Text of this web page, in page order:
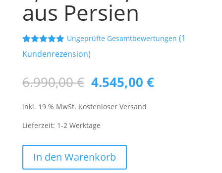
aus Persien
Bewertet mit
5.00von 5,
1
Kundenbewe
rtung
Ungeprüfte Gesamtbewertungen (1
Kundenrezension)
6.990,00€ Ursprünglicher
war:
6.990,00 €
4.545,00 €Aktueller
inkl. 19 % MwSt. Kostenloser Versand
Lieferzeit: 1-2 Werktage
Ghom
Alt
In den Warenkorb